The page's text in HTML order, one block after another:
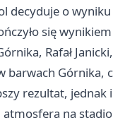
decyduje o
się
Rafał
barwach Górnika,
rezultat, jednak
na